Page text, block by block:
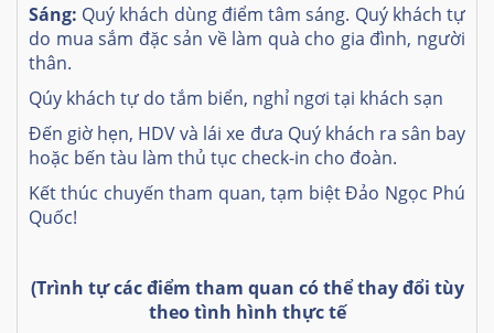
Sáng: Quý khách dùng điểm tâm sáng. Quý khách tự
do mua sắm đặc sản về làm quà cho gia đình, người
thân.
Qúy khách tự do tắm biển, nghỉ ngơi tại khách sạn
Đến giờ hẹn, HDV và lái xe đưa Quý khách ra sân bay
hoặc bến tàu làm thủ tục check-in cho đoàn.
Kết thúc chuyến tham quan, tạm biệt Đảo Ngọc Phú
Quốc!
(Trình tự các điểm tham quan có thể thay đổi tùy
theo tình hình thực tế